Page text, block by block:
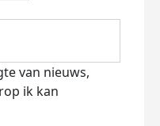
van nieuws,
ik kan